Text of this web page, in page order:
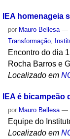
IEA
por Mauro Bellesa —
Transformação,
Encontro do dia
Rocha Barros e
Localizado em
IEA é
por Mauro Bellesa —
Equipe do
Localizado em